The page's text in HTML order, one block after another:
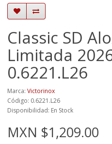
Classic SD
Limitada
0.6221.L26
Marca: Victorinox
Código: 0.6221.L26
Disponibilidad: En Stock
MXN $1,209.00